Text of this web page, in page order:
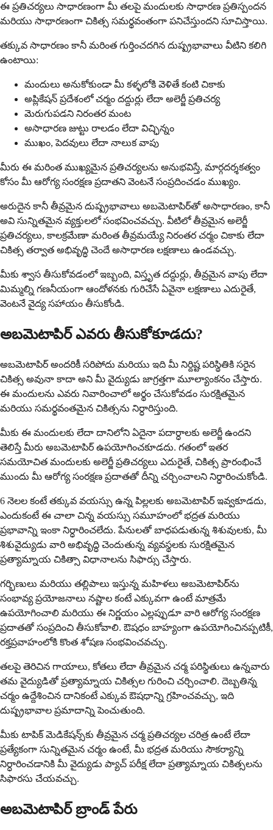
ఈ ప్రతిచర్యలు సాధారణంగా మీ తలపై మందులకు సాధారణ ప్రతిస్పందన
మరియు సాధారణంగా చికిత్స సమర్థవంతంగా పనిచేస్తుందని సూచిస్తాయి.
తక్కువ సాధారణం కానీ మరింత గుర్తించదగిన దుష్ప్రభావాలు వీటిని కలిగి
ఉంటాయి:
మందులు అనుకోకుండా మీ కళ్ళలోకి వెళితే కంటి చికాకు
అప్లికేషన్ ప్రదేశంలో చర్మం దద్దుర్లు లేదా అలెర్జీ ప్రతిచర్య
మెరుగుపడని నిరంతర మంట
అసాధారణ జుట్టు రాలడం లేదా విచ్ఛిన్నం
ముఖం, పెదవులు లేదా నాలుక వాపు
మీరు ఈ మరింత ముఖ్యమైన ప్రతిచర్యలను అనుభవిస్తే, మార్గదర్శకత్వం
కోసం మీ ఆరోగ్య సంరక్షణ ప్రదాతని వెంటనే సంప్రదించడం ముఖ్యం.
అరుదైన కానీ తీవ్రమైన దుష్ప్రభావాలు అబమెటాపిర్‌తో అసాధారణం, కానీ
అవి సున్నితమైన వ్యక్తులలో సంభవించవచ్చు. వీటిలో తీవ్రమైన అలెర్జీ
ప్రతిచర్యలు, కాలక్రమేణా మరింత తీవ్రమయ్యే నిరంతర చర్మం చికాకు లేదా
చికిత్స తర్వాత అభివృద్ధి చెందే అసాధారణ లక్షణాలు ఉండవచ్చు.
మీకు శ్వాస తీసుకోవడంలో ఇబ్బంది, విస్తృత దద్దుర్లు, తీవ్రమైన వాపు లేదా
మిమ్మల్ని గణనీయంగా ఆందోళనకు గురిచేసే ఏవైనా లక్షణాలు ఎదురైతే,
వెంటనే వైద్య సహాయం తీసుకోండి.
అబమెటాపిర్ ఎవరు తీసుకోకూడదు?
అబమెటాపిర్ అందరికీ సరిపోదు మరియు ఇది మీ నిర్దిష్ట పరిస్థితికి సరైన
చికిత్స అవునా కాదా అని మీ వైద్యుడు జాగ్రత్తగా మూల్యాంకనం చేస్తారు.
ఈ మందులను ఎవరు నివారించాలో అర్థం చేసుకోవడం సురక్షితమైన
మరియు సమర్థవంతమైన చికిత్సను నిర్ధారిస్తుంది.
మీకు ఈ మందులకు లేదా దానిలోని ఏదైనా పదార్ధాలకు అలెర్జీ ఉందని
తెలిస్తే మీరు అబమెటాపిర్ ఉపయోగించకూడదు. గతంలో ఇతర
సమయోచిత మందులకు అలెర్జీ ప్రతిచర్యలు ఎదురైతే, చికిత్స ప్రారంభించే
ముందు మీ ఆరోగ్య సంరక్షణ ప్రదాతతో దీన్ని చర్చించాలని నిర్ధారించుకోండి.
6 నెలల కంటే తక్కువ వయస్సు ఉన్న పిల్లలకు అబమెటాపిర్ ఇవ్వకూడదు,
ఎందుకంటే ఈ చాలా చిన్న వయస్సు సమూహంలో భద్రత మరియు
ప్రభావాన్ని ఇంకా నిర్ధారించలేదు. పేనులతో బాధపడుతున్న శిశువులకు, మీ
శిశువైద్యుడు వారి అభివృద్ధి చెందుతున్న వ్యవస్థలకు సురక్షితమైన
ప్రత్యామ్నాయ చికిత్సా విధానాలను సిఫార్సు చేస్తారు.
గర్భిణులు మరియు తల్లిపాలు ఇస్తున్న మహిళలు అబమెటాపిర్‌ను
సంభావ్య ప్రయోజనాలు నష్టాల కంటే ఎక్కువగా ఉంటే మాత్రమే
ఉపయోగించాలి మరియు ఈ నిర్ణయం ఎల్లప్పుడూ వారి ఆరోగ్య సంరక్షణ
ప్రదాతతో సంప్రదించి తీసుకోవాలి. ఔషధం బాహ్యంగా ఉపయోగించినప్పటికీ,
రక్తప్రవాహంలోకి కొంత శోషణ సంభవించవచ్చు.
తలపై తెరిచిన గాయాలు, కోతలు లేదా తీవ్రమైన చర్మ పరిస్థితులు ఉన్నవారు
తమ వైద్యుడితో ప్రత్యామ్నాయ చికిత్సల గురించి చర్చించాలి. దెబ్బతిన్న
చర్మం ఉద్దేశించిన దానికంటే ఎక్కువ ఔషధాన్ని గ్రహించవచ్చు, ఇది
దుష్ప్రభావాల ప్రమాదాన్ని పెంచుతుంది.
మీకు టాపిక్ మెడికేషన్స్‌కు తీవ్రమైన చర్మ ప్రతిచర్యల చరిత్ర ఉంటే లేదా
ప్రత్యేకంగా సున్నితమైన చర్మం ఉంటే, మీ భద్రత మరియు సౌకర్యాన్ని
నిర్ధారించడానికి మీ వైద్యుడు ప్యాచ్ పరీక్ష లేదా ప్రత్యామ్నాయ చికిత్సలను
సిఫారసు చేయవచ్చు.
అబమెటాపిర్ బ్రాండ్ పేరు